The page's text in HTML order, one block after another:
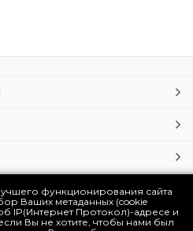
функционирования сайта
Ваших метаданных (cookie
IP(Интернет Протокол)-адресе и
Вы не хотите, чтобы нами был